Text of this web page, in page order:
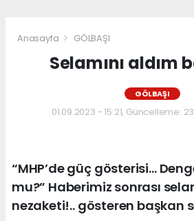
Anasayfa GÖLBAŞI
Selamını aldım
GÖLBAŞI
01.09.2023 - 15:21, Güncelleme:
“MHP’de güç gösterisi…
mu?” Haberimiz sonrası
nezaketi!.. gösteren başkan